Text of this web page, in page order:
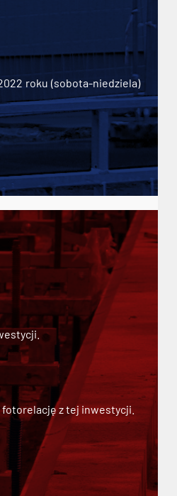
roku (sobota-niedziela)
z tej inwestycji.